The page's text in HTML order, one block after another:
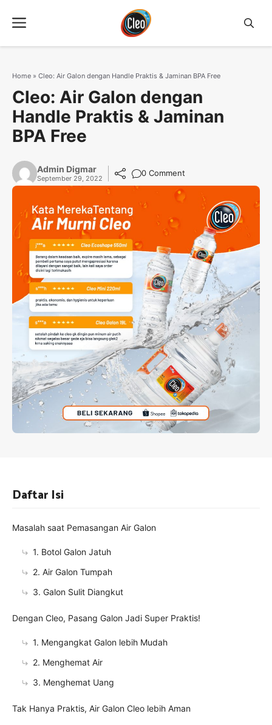
Menu
Home » Cleo: Air Galon dengan Handle Praktis & Jaminan BPA Free
Cleo: Air Galon dengan
Handle Praktis & Jaminan
BPA Free
Admin Digmar
September 29, 2022
0 Comment
Daftar Isi
Masalah saat Pemasangan Air Galon
1. Botol Galon Jatuh
2. Air Galon Tumpah
3. Galon Sulit Diangkut
Dengan Cleo, Pasang Galon Jadi Super Praktis!
1. Mengangkat Galon lebih Mudah
2. Menghemat Air
3. Menghemat Uang
Tak Hanya Praktis, Air Galon Cleo lebih Aman